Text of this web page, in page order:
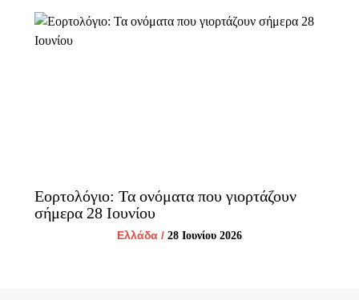
Εορτολόγιο: Τα ονόματα που γιορτάζουν
σήμερα 28 Ιουνίου
Ελλάδα / 28 Ιουνίου 2026